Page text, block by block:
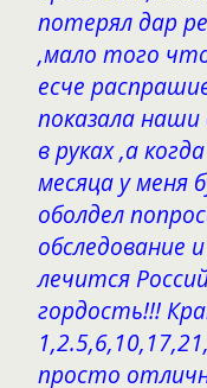
потерял дар
,мало того
есче
показала
в руках ,а
месяца у меня
оболдел
обследование
лечится
гордость!!!
просто